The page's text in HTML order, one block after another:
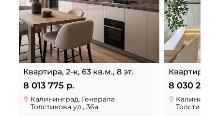
Квартира, 2-к, 63 кв.м., 8 эт.
8 013 775 р.
Калининград, Генерала
Толстикова ул., 36а
Квартира,
8 030 220